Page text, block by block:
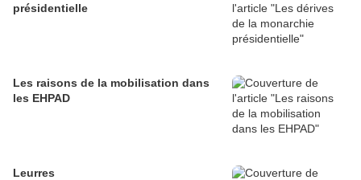
présidentielle
Les raisons de la mobilisation dans
les EHPAD
Leurres